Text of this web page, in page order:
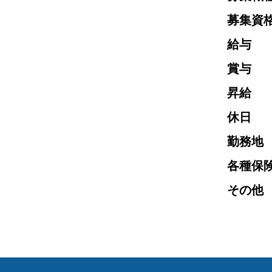
募集資
給与
賞与
​昇給
休日
勤務地
各種保
その他